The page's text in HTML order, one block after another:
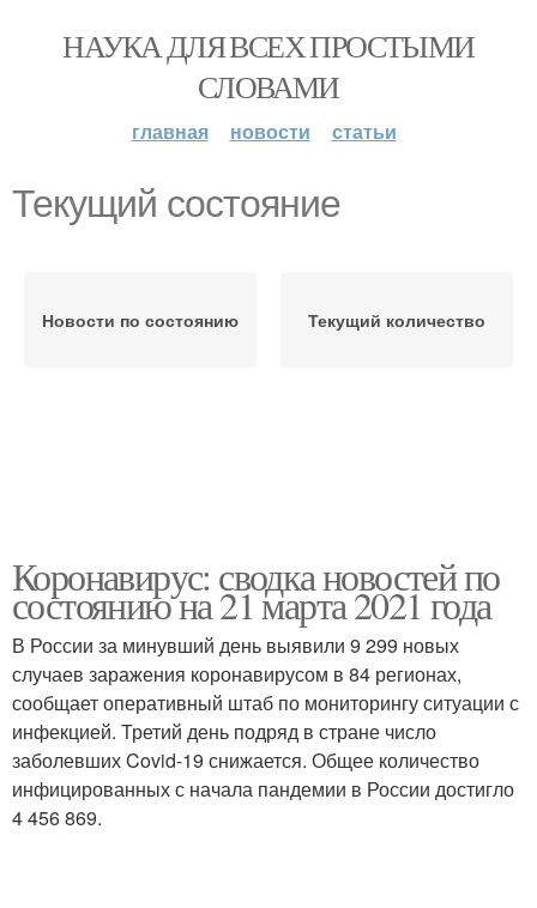
НАУКА ДЛЯ ВСЕХ ПРОСТЫМИ
СЛОВАМИ
главная новости статьи
Текущий состояние
Новости по состоянию Текущий количество
Коронавирус: сводка новостей по
состоянию на 21 марта 2021 года
В России за минувший день выявили 9 299 новых
случаев заражения коронавирусом в 84 регионах,
сообщает оперативный штаб по мониторингу ситуации с
инфекцией. Третий день подряд в стране число
заболевших Covid-19 снижается. Общее количество
инфицированных с начала пандемии в России достигло
4 456 869.